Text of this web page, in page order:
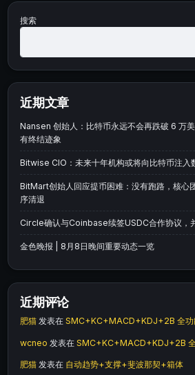
搜索
近期文章
Nansen 创始人：比特币永远不会再跌破 6 万
有终结迹象
Bitwise CIO：未来十年机构或将向比特币注入
BitMart创始人回应提币困难：没有跑路，核心
序清退
Circle确认与Coinbase续签USDC合作协议，
金色晚报 | 8月8日晚间重要动态一览
近期评论
肥猫 发表在 SMC+KC+MACD+KDJ+2B 全功
wcneo 发表在 SMC+KC+MACD+KDJ+2B
肥猫 发表在 自动趋势+支撑+斐波那契+箱体